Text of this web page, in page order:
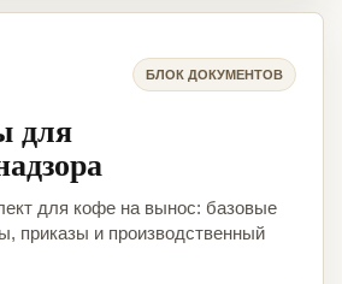
БЛОК ДОКУМЕНТОВ
для
для кофе на вынос: базовые
приказы и производственный